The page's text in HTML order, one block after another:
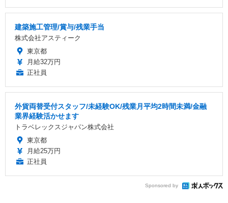
建築施工管理/賞与/残業手当
株式会社アスティーク
東京都
月給32万円
正社員
外貨両替受付スタッフ/未経験OK/残業月平均2時間未満/金融
業界経験活かせます
トラベレックスジャパン株式会社
東京都
月給25万円
正社員
Sponsored by